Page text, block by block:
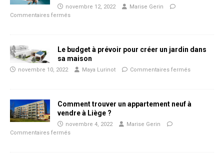
novembre 12, 2022
Marise Gerin
Commentaires fermés
Le budget à prévoir pour créer un jardin dans
sa maison
novembre 10, 2022 Maya Lurinot Commentaires fermés
Comment trouver un appartement neuf à
vendre à Liège ?
novembre 4, 2022
Marise Gerin
Commentaires fermés